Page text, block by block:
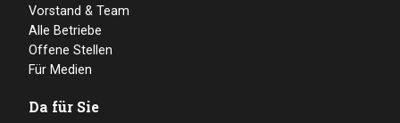
Vorstand & Team
Alle Betriebe
Offene Stellen
Für Medien
Da für Sie